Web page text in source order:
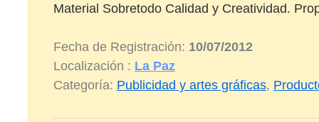
Material Sobretodo Calidad y Creatividad.
Fecha de Registración: 10/07/2012
Localización : La Paz
Categoría: Publicidad y artes gráficas,